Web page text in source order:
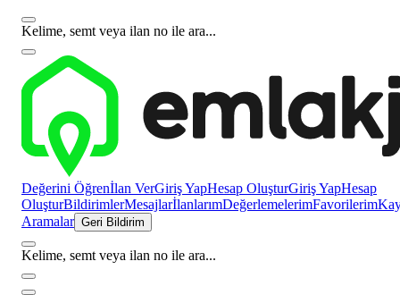
Kelime, semt veya ilan no ile ara...
Değerini Öğrenİlan VerGiriş YapHesap OluşturGiriş YapHesap
OluşturBildirimlerMesajlarİlanlarımDeğerlemelerimFavorilerim
Aramalar Geri Bildirim
Kelime, semt veya ilan no ile ara...